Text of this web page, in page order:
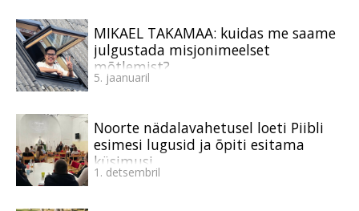
MIKAEL TAKAMAA: kuidas me saame
julgustada misjonimeelset
mõtlemist?
5. jaanuaril
Noorte nädalavahetusel loeti Piibli
esimesi lugusid ja õpiti esitama
küsimusi
1. detsembril